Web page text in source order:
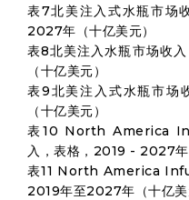
表7北美注入式水瓶市场
2027年（十亿美元）
表8北美注入水瓶市场收
（十亿美元）
表9北美注入式水瓶市
（十亿美元）
表10 North America
入，表格，2019 - 2027年
表11 North America
2019年至2027年（十亿美